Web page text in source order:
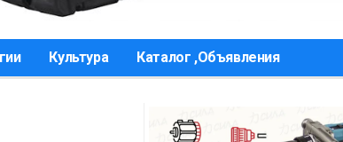
Культура Каталог ,Объявления